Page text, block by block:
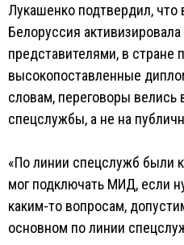
Лукашенко подтвердил,
Белоруссия
представителями, в стране
высокопоставленные
словам, переговоры велись
спецслужбы, а не на
«По линии спецслужб были
мог подключать МИД, если
каким-то вопросам,
основном по линии